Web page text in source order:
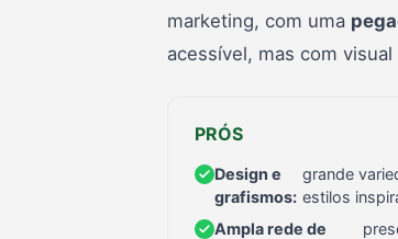
marketing, com uma
acessível, mas com
PRÓS
Design e
grafismos:
grande
estilos
Ampla rede de